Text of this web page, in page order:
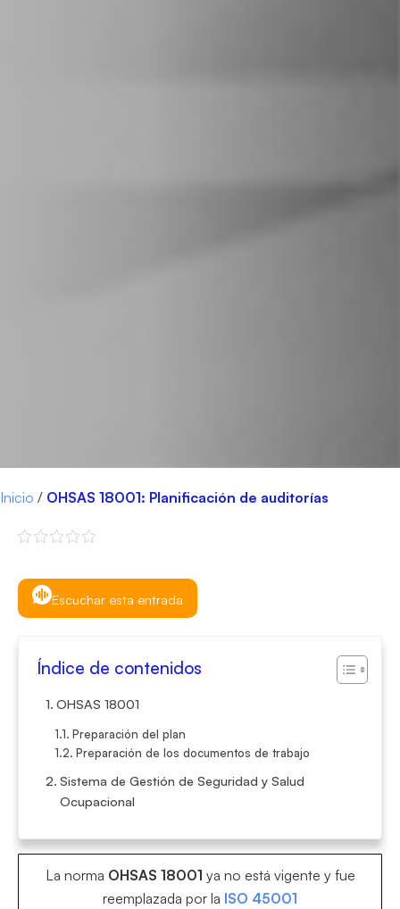
Inicio / OHSAS 18001: Planificación de auditorías
Escuchar esta entrada
Índice de contenidos
OHSAS 18001
Preparación del plan
Preparación de los documentos de trabajo
Sistema de Gestión de Seguridad y Salud
Ocupacional
La norma OHSAS 18001 ya no está vigente y fue
reemplazada por la ISO 45001